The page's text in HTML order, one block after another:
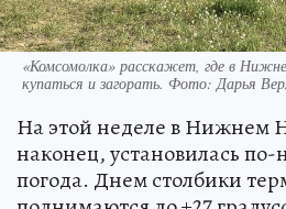
«Комсомолка» расскажет, где в
купаться и загорать. Фото: Дарья
На этой неделе в Нижнем
наконец, установилась
погода. Днем столбики